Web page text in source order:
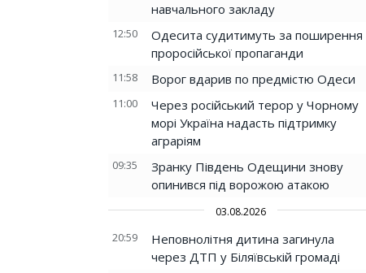
навчального закладу
12:50
Одесита судитимуть за поширення
проросійської пропаганди
11:58 Ворог вдарив по предмістю Одеси
11:00
Через російський терор у Чорному
морі Україна надасть підтримку
аграріям
09:35
Зранку Південь Одещини знову
опинився під ворожою атакою
03.08.2026
20:59
Неповнолітня дитина загинула
через ДТП у Біляївській громаді